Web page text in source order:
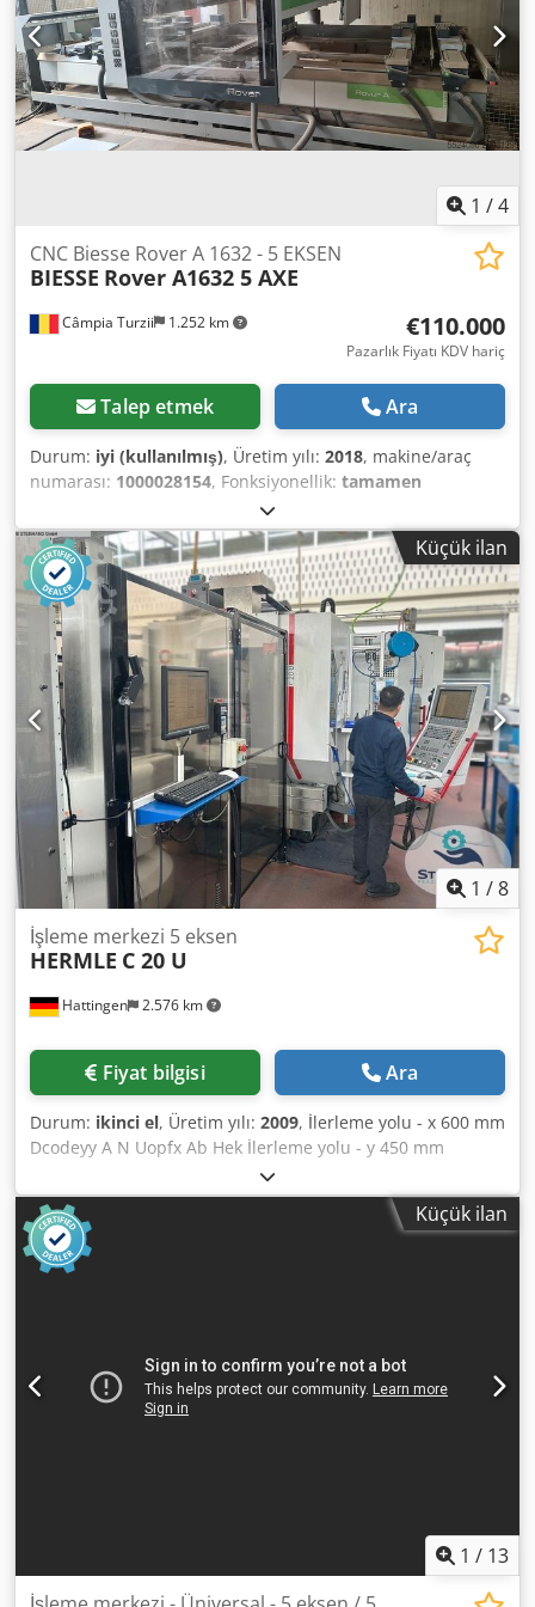
yazılım lisansı Teslim edilen araç CE standartlarına
uygundur Makine 1000 saat kullanıldı, daha sonra
nakledildi ve demonte edilecek Tüm bileşenler mevcut ve
hepsi işlevsel
1 /4
Câmpia Turzii 1.252 km
CNC Biesse Rover A 1632 - 5 EKSEN
BIESSE Rover A1632 5 AXE
€110.000
Pazarlık Fiyatı KDV hariç
Talep etmek Ara
Durum: iyi (kullanılmış), Üretim yılı: 2018, makine/araç
numarası: 1000028154, Fonksiyonellik: tamamen
devir hızı sonsuz değişken
2019 yılında devreye alınmıştır, tek sahibidir. Çok az
kullanılmıştır. Açıklama Faydalı çalışma alanı, 5 eksenli
konfigürasyon: X=3280mm, Y=1600mm Eksen hareket
mesafeleri: X=3706mm, Y=2294mm, Z1=515mm,
Z2=371mm Eksen ilerleme hızı: X=80m/dk, Y=60m/dk,
Z=30m/dk Dedpfx Aoxdl H Ujb Heck Elektromandren: HSD 5
eksenli 11 kW, B ve C eksenlerinde 360° sürekli dönme ile
yüksek hassasiyette karmaşık şekillerin işlenmesini sağlar
sıvı soğutmalı Delme ünitesi: HSD 20 dikey mandren 4
yatay mandren X ekseninde oluk açma testeresi y
ekseninde oluk açma testeresi Çalışma masası: 6 travers 4
vantuz her travers üzerinde uniclamp hazırlığı Takım
magazini: 16 istasyonlu revolver tipi takım değiştirici
Vakum sistemi: İşleme sırasında parçaların sağlam bir
şekilde sabitlenmesini sağlayan, 250 m³/saat kapasiteli
vakum pompası.
Küçük ilan
1 /8
Hattingen 2.576 km
İşleme merkezi 5 eksen
HERMLE C 20 U
Fiyat bilgisi Ara
Durum: ikinci el, Üretim yılı: 2009, İlerleme yolu - x 600 mm
Dcodeyy A N Uopfx Ab Hek İlerleme yolu - y 450 mm
İlerleme yolu - z 450 mm Kontrol HEIDENHAIN - TNC 530
Mil dönüş hızı 18.000 dev/dak Takım tutucu HSK-A63 Takım
değiştiricindeki yer sayısı 120 5 eksenli simultane işleme
merkezi | HERMLE - C 20 U, IKZ (80 bar), NC döner eğit
tabla, 120 yerli takım değiştirici ve palet değiştirici ile
dosyasında mevcuttur.
Küçük ilan
1 / 13